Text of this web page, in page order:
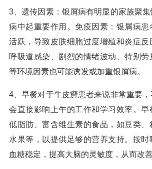
3、遗传因素：银屑病有明显的家族聚
病中起重要作用。免疫因素：银屑病患
活跃，导致皮肤细胞过度增殖和炎症反
呼吸道感染、剧烈的情绪波动、特别
等环境因素也可能诱发或加重银屑病。
4、早餐对于牛皮癣患者来说非常重要
会直接影响上午的工作和学习效率。早
低脂肪、富含维生素的食品，如豆类、
水果等，以提供足够的营养支持。按
血糖稳定，提高大脑的灵敏度，从而改善